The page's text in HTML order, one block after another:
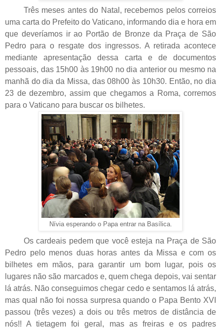
Três meses antes do Natal, recebemos pelos correios
uma carta do Prefeito do Vaticano, informando dia e hora em
que deveríamos ir ao Portão de Bronze da Praça de São
Pedro para o resgate dos ingressos. A retirada acontece
mediante apresentação dessa carta e de documentos
pessoais, das 15h00 às 19h00 no dia anterior ou mesmo na
manhã do dia da Missa, das 08h00 às 10h30. Então, no dia
23 de dezembro, assim que chegamos a Roma, corremos
para o Vaticano para buscar os bilhetes.
Nívia esperando o Papa entrar na Basílica.
Os cardeais pedem que você esteja na Praça de São
Pedro pelo menos duas horas antes da Missa e com os
bilhetes em mãos, para garantir um bom lugar, pois os
lugares não são marcados e, quem chega depois, vai sentar
lá atrás. Não conseguimos chegar cedo e sentamos lá atrás,
mas qual não foi nossa surpresa quando o Papa Bento XVI
passou (três vezes) a dois ou três metros de distância de
nós!! A tietagem foi geral, mas as freiras e os padres